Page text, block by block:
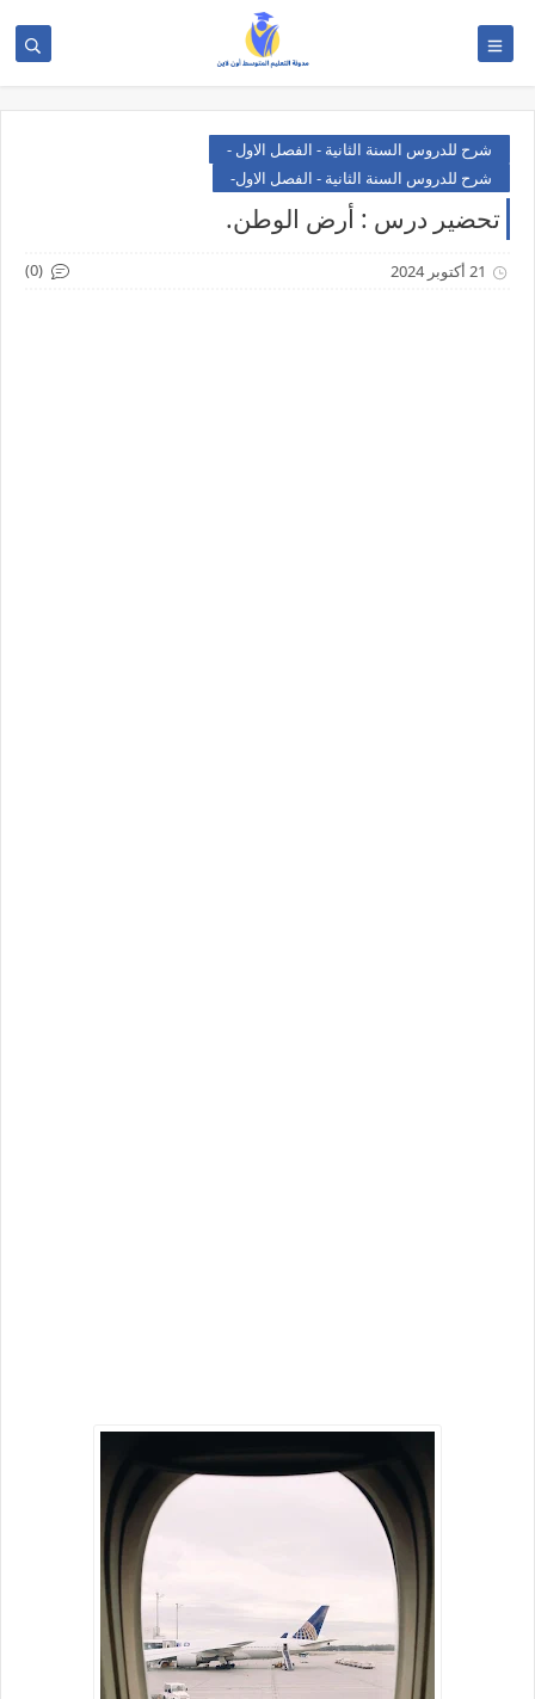
شرح للدروس السنة الثانية - الفصل الاول -
شرح للدروس السنة الثانية - الفصل الاول-
تحضير درس : أرض الوطن.
21 أكتوبر 2024 (0)